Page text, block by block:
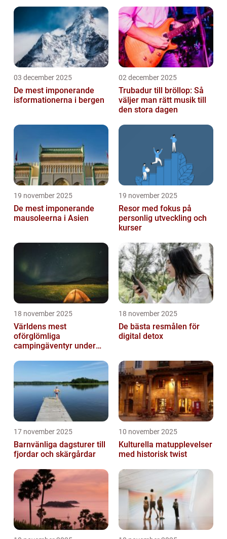
03 december 2025
De mest imponerande
isformationerna i bergen
02 december 2025
Trubadur till bröllop: Så
väljer man rätt musik till
den stora dagen
19 november 2025
De mest imponerande
mausoleerna i Asien
19 november 2025
Resor med fokus på
personlig utveckling och
kurser
18 november 2025
Världens mest
oförglömliga
campingäventyr under
18 november 2025
De bästa resmålen för
digital detox
17 november 2025
Barnvänliga dagsturer till
fjordar och skärgårdar
10 november 2025
Kulturella matupplevelser
med historisk twist